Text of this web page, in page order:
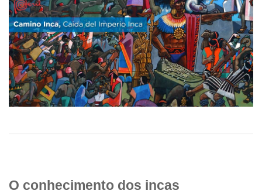
O conhecimento dos incas